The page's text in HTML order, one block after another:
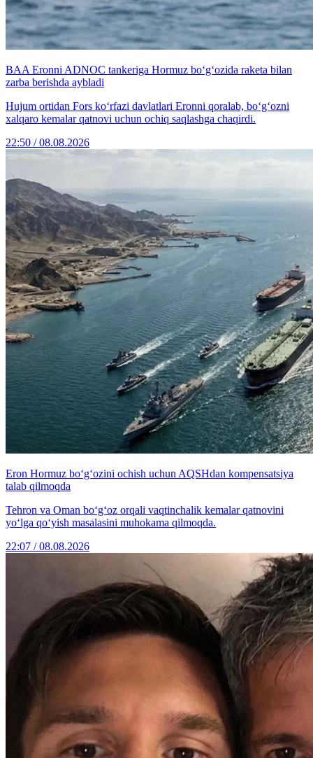
BAA Eronni ADNOC tankeriga Hormuz bo‘g‘ozida raketa bilan
zarba berishda aybladi
Hujum ortidan Fors ko‘rfazi davlatlari Eronni qoralab, bo‘g‘ozni
xalqaro kemalar qatnovi uchun ochiq saqlashga chaqirdi.
22:50 / 08.08.2026
Eron Hormuz bo‘g‘ozini ochish uchun AQSHdan kompensatsiya
talab qilmoqda
Tehron va Oman bo‘g‘oz orqali vaqtinchalik kemalar qatnovini
yo‘lga qo‘yish masalasini muhokama qilmoqda.
22:07 / 08.08.2026